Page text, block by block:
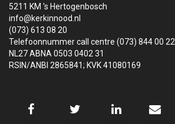
5211 KM 's Hertogenbosch
info@kerkinnood.nl
(073) 613 08 20
Telefoonnummer call centre (073) 844 00 22
NL27 ABNA 0503 0402 31
RSIN/ANBI 2865841; KVK 41080169